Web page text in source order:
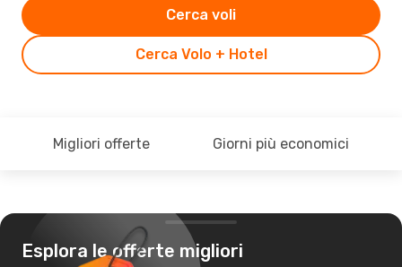
Cerca Volo + Hotel
Cerca voli
Migliori offerte Giorni più economici
Esplora le offerte migliori